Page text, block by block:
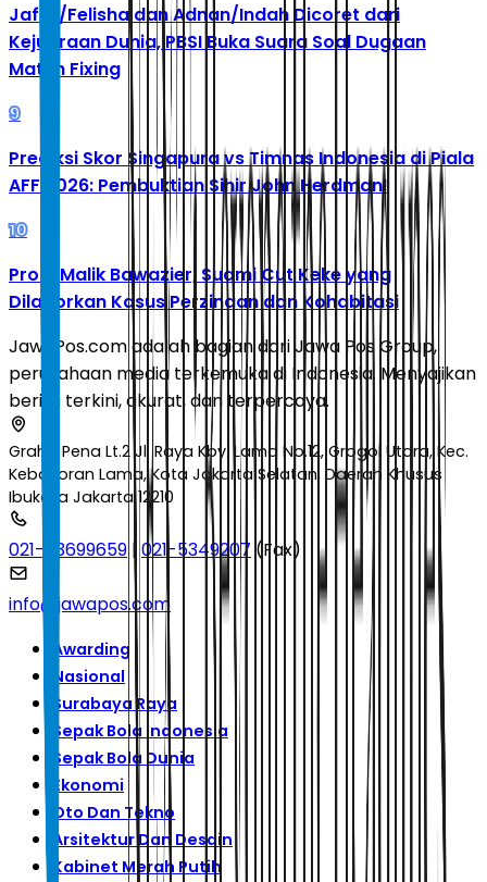
Jafar/Felisha dan Adnan/Indah Dicoret dari
Kejuaraan Dunia, PBSI Buka Suara Soal Dugaan
Match Fixing
9
Prediksi Skor Singapura vs Timnas Indonesia di Piala
AFF 2026: Pembuktian Sihir John Herdman!
10
Profil Malik Bawazier, Suami Cut Keke yang
Dilaporkan Kasus Perzinaan dan Kohabitasi
JawaPos.com adalah bagian dari Jawa Pos Group,
perusahaan media terkemuka di Indonesia. Menyajikan
berita terkini, akurat, dan terpercaya.
Graha Pena Lt.2 Jl. Raya Kby. Lama No.12, Grogol Utara, Kec.
Kebayoran Lama, Kota Jakarta Selatan, Daerah Khusus
Ibukota Jakarta 12210
021-53699659 | 021-5349207 (Fax)
info@jawapos.com
Awarding
Nasional
Surabaya Raya
Sepak Bola Indonesia
Sepak Bola Dunia
Ekonomi
Oto Dan Tekno
Arsitektur Dan Desain
Kabinet Merah Putih